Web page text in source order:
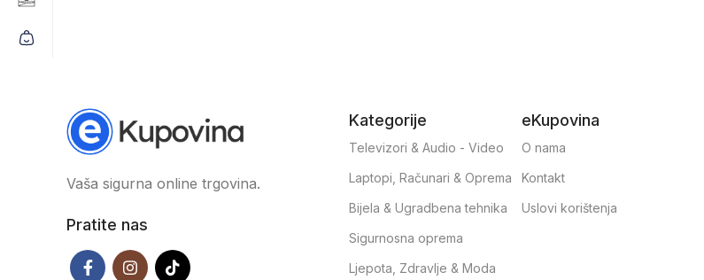
Vaša sigurna online trgovina.
Pratite nas
Kategorije
Televizori & Audio - Video
Laptopi, Računari & Oprema
Bijela & Ugradbena tehnika
Sigurnosna oprema
Ljepota, Zdravlje & Moda
eKupovina
O nama
Kontakt
Uslovi korištenja